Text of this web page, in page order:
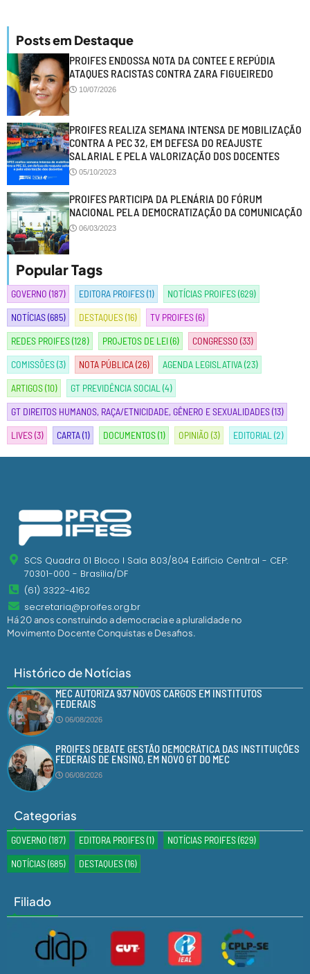
Posts em Destaque
PROIFES ENDOSSA NOTA DA CONTEE E REPÚDIA
ATAQUES RACISTAS CONTRA ZARA FIGUEIREDO
10/07/2026
PROIFES REALIZA SEMANA INTENSA DE MOBILIZAÇÃO
CONTRA A PEC 32, EM DEFESA DO REAJUSTE
SALARIAL E PELA VALORIZAÇÃO DOS DOCENTES
05/10/2023
PROIFES PARTICIPA DA PLENÁRIA DO FÓRUM
NACIONAL PELA DEMOCRATIZAÇÃO DA COMUNICAÇÃO
06/03/2023
Popular Tags
GOVERNO (187) EDITORA PROIFES(1) NOTÍCIAS PROIFES(629)
NOTÍCIAS(685) DESTAQUES(16) TV PROIFES(6)
REDES PROIFES(128) PROJETOS DE LEI(6) CONGRESSO (33)
COMISSÕES(3) NOTA PÚBLICA(26) AGENDA LEGISLATIVA(23)
ARTIGOS(10) GT PREVIDÊNCIA SOCIAL (4)
GT DIREITOS HUMANOS, RAÇA/ETNICIDADE, GÊNERO E SEXUALIDADES(13)
LIVES(3) CARTA(1) DOCUMENTOS(1) OPINIÃO (3) EDITORIAL (2)
SCS Quadra 01 Bloco I Sala 803/804 Edifício Central - CEP:
70301-000 - Brasília/DF
(61) 3322-4162
secretaria@proifes.org.br
Há 20 anos construindo a democracia e a pluralidade no
Movimento Docente Conquistas e Desafios.
Histórico de Notícias
MEC AUTORIZA 937 NOVOS CARGOS EM INSTITUTOS
FEDERAIS
06/08/2026
PROIFES DEBATE GESTÃO DEMOCRÁTICA DAS INSTITUIÇÕES
FEDERAIS DE ENSINO, EM NOVO GT DO MEC
06/08/2026
Categorias
GOVERNO (187) EDITORA PROIFES(1) NOTÍCIAS PROIFES(629)
NOTÍCIAS(685) DESTAQUES(16)
Filiado